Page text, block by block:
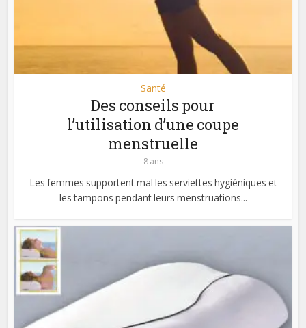
Santé
Des conseils pour
l’utilisation d’une coupe
menstruelle
8 ans
Les femmes supportent mal les serviettes hygiéniques et
les tampons pendant leurs menstruations...